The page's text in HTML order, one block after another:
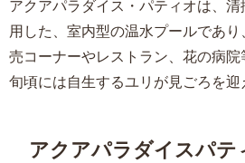
アクアパラダイス・パティオは、清
用した、室内型の温水プールであ
売コーナーやレストラン、花の病
旬頃には自生するユリが見ごろを迎
アクアパラダイスパテ